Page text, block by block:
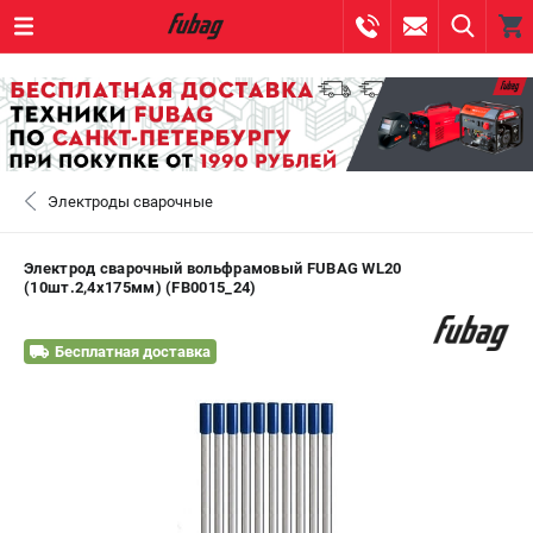
+7 (8112) 59-10-67 - ЗАКАЗ ЗАПЧАСТЕЙ
+7 (812) 317-60-57 - ЗАКАЗ ИЗДЕЛИЙ
САНКТ-ПЕТЕРБУРГ
0 ₽
Электроды сварочные
Электрод сварочный вольфрамовый FUBAG WL20
(10шт.2,4x175мм) (FB0015_24)
Бесплатная доставка